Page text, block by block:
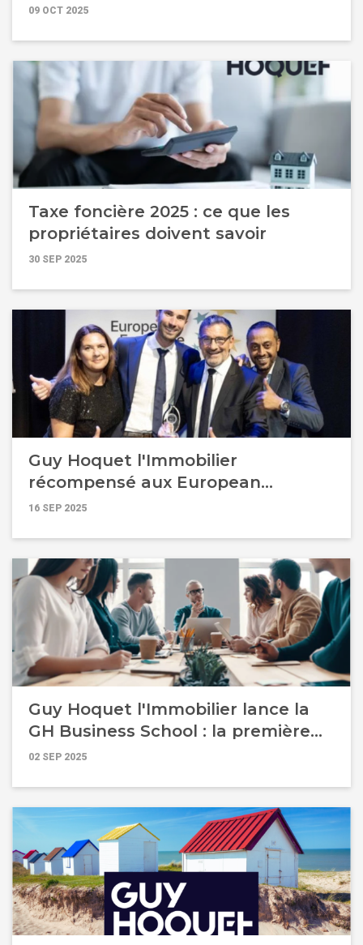
transaction de commerces et
09 OCT 2025
Taxe foncière 2025 : ce que les
propriétaires doivent savoir
30 SEP 2025
Guy Hoquet l'Immobilier
récompensé aux European
Franchise Awards 2025 !
16 SEP 2025
Guy Hoquet l'Immobilier lance la
GH Business School : la première
école diplômante créée par un
immobilier
02 SEP 2025